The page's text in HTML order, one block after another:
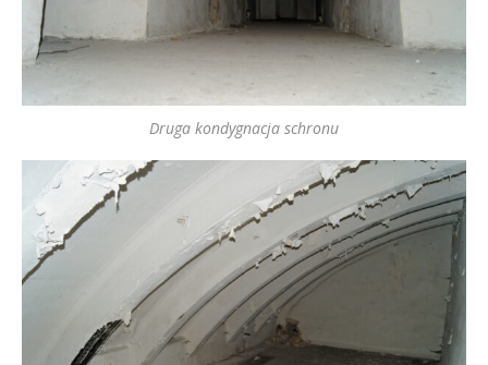
Druga kondygnacja schronu